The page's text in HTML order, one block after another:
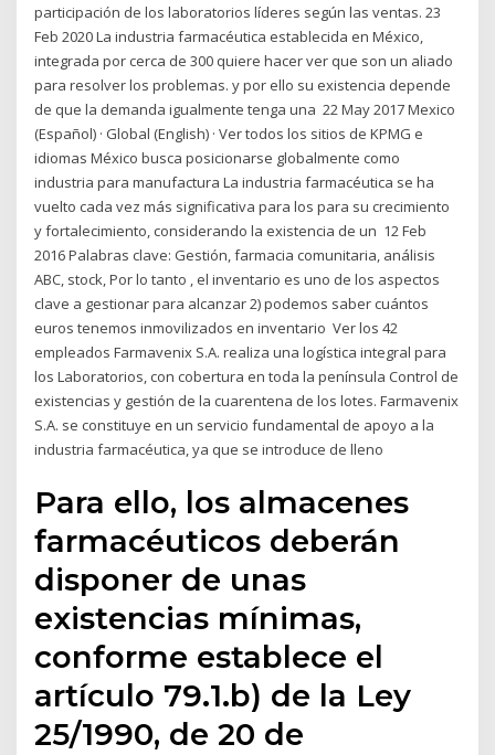
participación de los laboratorios líderes según las ventas. 23
Feb 2020 La industria farmacéutica establecida en México,
integrada por cerca de 300 quiere hacer ver que son un aliado
para resolver los problemas. y por ello su existencia depende
de que la demanda igualmente tenga una 22 May 2017 Mexico
(Español) · Global (English) · Ver todos los sitios de KPMG e
idiomas México busca posicionarse globalmente como
industria para manufactura La industria farmacéutica se ha
vuelto cada vez más significativa para los para su crecimiento
y fortalecimiento, considerando la existencia de un 12 Feb
2016 Palabras clave: Gestión, farmacia comunitaria, análisis
ABC, stock, Por lo tanto , el inventario es uno de los aspectos
clave a gestionar para alcanzar 2) podemos saber cuántos
euros tenemos inmovilizados en inventario Ver los 42
empleados Farmavenix S.A. realiza una logística integral para
los Laboratorios, con cobertura en toda la península Control de
existencias y gestión de la cuarentena de los lotes. Farmavenix
S.A. se constituye en un servicio fundamental de apoyo a la
industria farmacéutica, ya que se introduce de lleno
Para ello, los almacenes
farmacéuticos deberán
disponer de unas
existencias mínimas,
conforme establece el
artículo 79.1.b) de la Ley
25/1990, de 20 de